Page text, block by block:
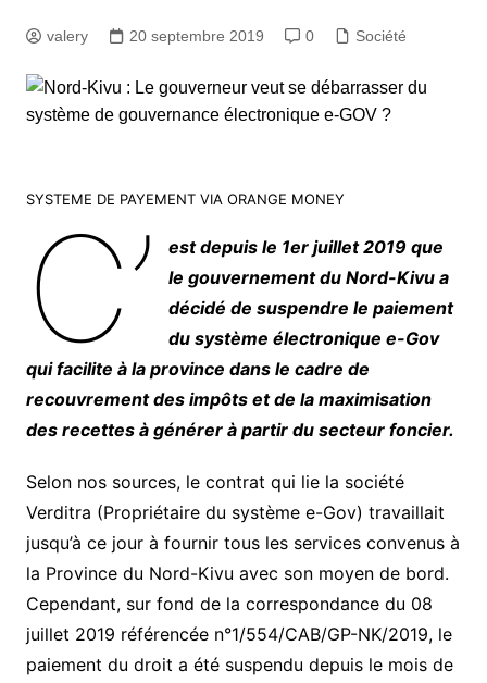
valery 20 septembre 2019 0 Société
SYSTEME DE PAYEMENT VIA ORANGE MONEY
C’
est depuis le 1er juillet 2019 que
le gouvernement du Nord-Kivu a
décidé de suspendre le paiement
du système électronique e-Gov
qui facilite à la province dans le cadre de
recouvrement des impôts et de la maximisation
des recettes à générer à partir du secteur foncier.
Selon nos sources, le contrat qui lie la société
Verditra (Propriétaire du système e-Gov) travaillait
jusqu’à ce jour à fournir tous les services convenus à
la Province du Nord-Kivu avec son moyen de bord.
Cependant, sur fond de la correspondance du 08
juillet 2019 référencée n°1/554/CAB/GP-NK/2019, le
paiement du droit a été suspendu depuis le mois de